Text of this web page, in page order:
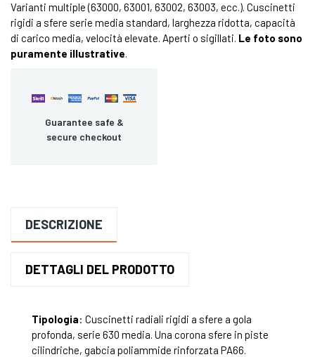
Varianti multiple (63000, 63001, 63002, 63003, ecc.). Cuscinetti
rigidi a sfere serie media standard, larghezza ridotta, capacità
di carico media, velocità elevate. Aperti o sigillati. Le foto sono
puramente illustrative.
Guarantee safe &
secure checkout
DESCRIZIONE
DETTAGLI DEL PRODOTTO
Tipologia: Cuscinetti radiali rigidi a sfere a gola
profonda, serie 630 media. Una corona sfere in piste
cilindriche, gabcia poliammide rinforzata PA66.